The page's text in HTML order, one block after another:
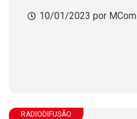
10/01/2023 por MCom
RADIODIFUSÃO